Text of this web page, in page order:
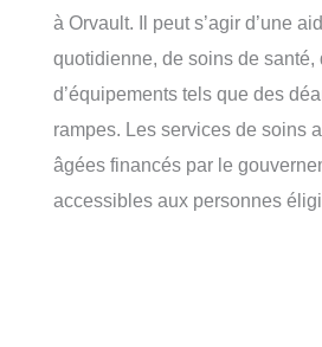
à Orvault. Il peut s’agir d’une
quotidienne, de soins de santé,
d’équipements tels que des
rampes. Les services de soins
âgées financés par le
accessibles aux personnes